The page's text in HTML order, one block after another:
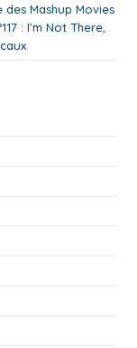
des Mashup Movies
: I’m Not There,